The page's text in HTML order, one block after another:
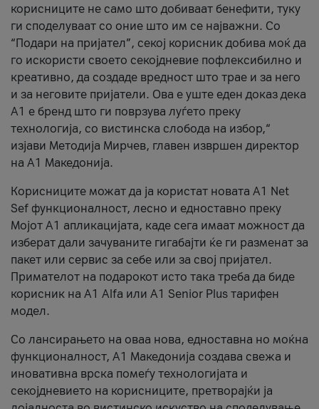
корисниците не само што добиваат бенефити, туку
ги споделуваат со оние што им се најважни. Со
“Подари на пријател”, секој корисник добива моќ да
го искористи своето секојдневие пофлексибилно и
креативно, да создаде вредност што трае и за него
и за неговите пријатели. Ова е уште еден доказ дека
А1 е бренд што ги поврзува луѓето преку
технологија, со вистинска слобода на избор,“
изјави Методија Мирчев, главен извршен директор
на А1 Македонија.
Корисниците можат да ја користат новата А1 Net
Sef функционалност, лесно и едноставно преку
Мојот А1 апликацијата, каде сега имаат можност да
изберат дали зачуваните гигабајти ќе ги разменат за
пакет или сервис за себе или за свој пријател.
Примателот на подарокот исто така треба да биде
корисник на А1 Alfa или A1 Senior Plus тарифен
модел.
Со лансирањето на оваа нова, едноставна но моќна
функционалност, А1 Македонија создава свежа и
иновативна врска помеѓу технологијата и
секојдневието на корисниците, претворајќи ја